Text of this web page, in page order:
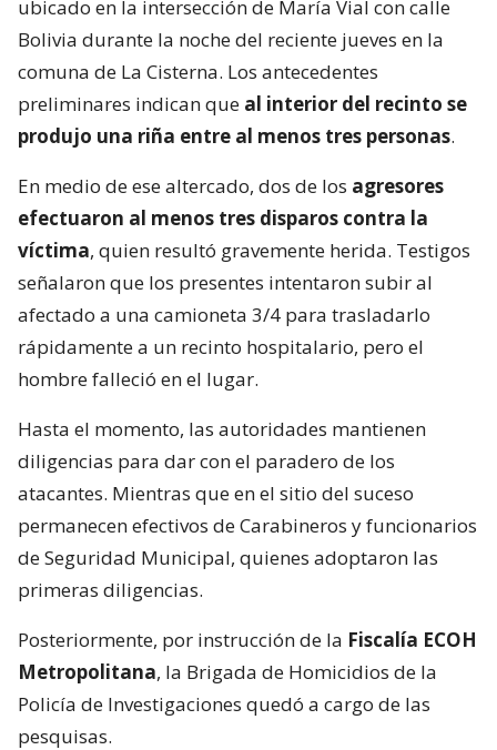
ubicado en la intersección de María Vial con calle
Bolivia durante la noche del reciente jueves en la
comuna de La Cisterna. Los antecedentes
preliminares indican que al interior del recinto se
produjo una riña entre al menos tres personas.
En medio de ese altercado, dos de los agresores
efectuaron al menos tres disparos contra la
víctima, quien resultó gravemente herida. Testigos
señalaron que los presentes intentaron subir al
afectado a una camioneta 3/4 para trasladarlo
rápidamente a un recinto hospitalario, pero el
hombre falleció en el lugar.
Hasta el momento, las autoridades mantienen
diligencias para dar con el paradero de los
atacantes. Mientras que en el sitio del suceso
permanecen efectivos de Carabineros y funcionarios
de Seguridad Municipal, quienes adoptaron las
primeras diligencias.
Posteriormente, por instrucción de la Fiscalía ECOH
Metropolitana, la Brigada de Homicidios de la
Policía de Investigaciones quedó a cargo de las
pesquisas.